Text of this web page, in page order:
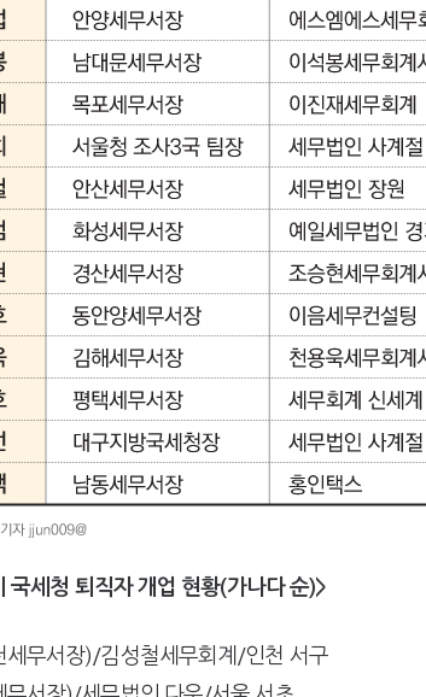
국세청 퇴직자 개업 현황(가나다 순)>
무서장)/김성철세무회계/인천 서구